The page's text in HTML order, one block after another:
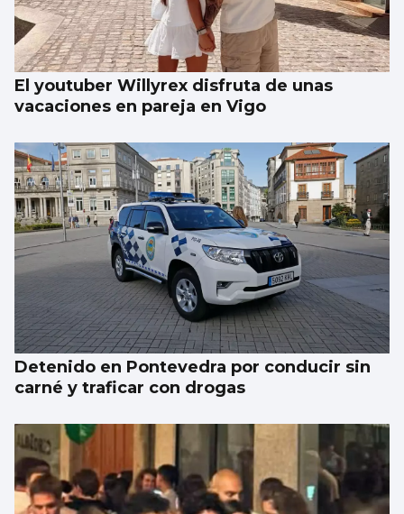
El youtuber Willyrex disfruta de unas
vacaciones en pareja en Vigo
Detenido en Pontevedra por conducir sin
carné y traficar con drogas